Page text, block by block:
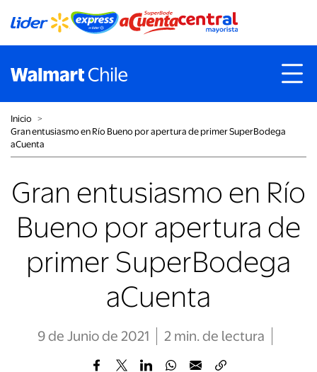
Inicio ˃
Gran entusiasmo en Río Bueno por apertura de primer SuperBodega
aCuenta
Gran entusiasmo en Río
Bueno por apertura de
primer SuperBodega
aCuenta
9 de Junio de 2021 2 min. de lectura